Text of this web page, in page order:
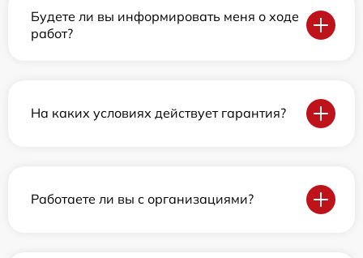
Будете ли вы информировать меня о ходе
работ?
На каких условиях действует гарантия?
Работаете ли вы с организациями?